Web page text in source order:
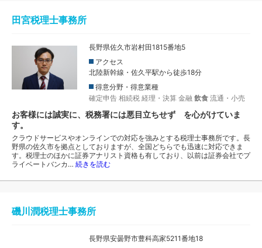
田宮税理士事務所
長野県佐久市岩村田1815番地5
アクセス
北陸新幹線・佐久平駅から徒歩18分
得意分野・得意業種
確定申告 相続税 経理・決算 金融 飲食 流通・小売
お客様には誠実に、税務署には悪目立ちせず を心がけていま
す。
クラウドサービスやオンラインでの対応を強みとする税理士事務所です。長
野県の佐久市を拠点としておりますが、全国どちらでも迅速に対応できま
す。税理士のほかに証券アナリスト資格も有しており、以前は証券会社でプ
ライベートバンカ… 続きを読む
磯川潤税理士事務所
長野県安曇野市豊科高家5211番地18